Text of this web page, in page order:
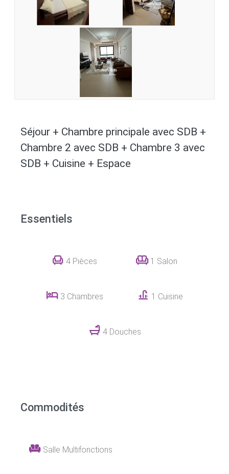
Séjour + Chambre principale avec SDB +
Chambre 2 avec SDB + Chambre 3 avec
SDB + Cuisine + Espace
Essentiels
4 Pièces 1 Salon
3 Chambres 1 Cuisine
4 Douches
Commodités
Salle Multifonctions